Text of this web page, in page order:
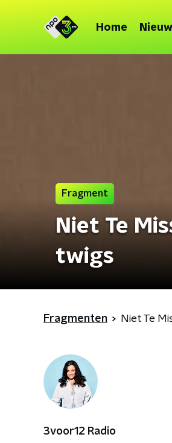
Home
Fragment
Niet Te
twigs
Fragmenten Niet Te
3voor12 Radio